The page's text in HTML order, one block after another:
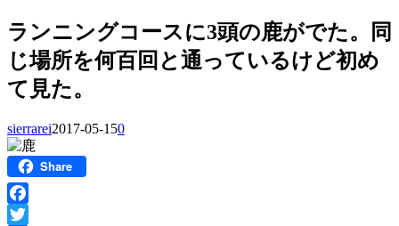
ランニングコースに3頭の鹿がでた。同
じ場所を何百回と通っているけど初め
て見た。
sierrarei2017-05-150
Share
Facebook